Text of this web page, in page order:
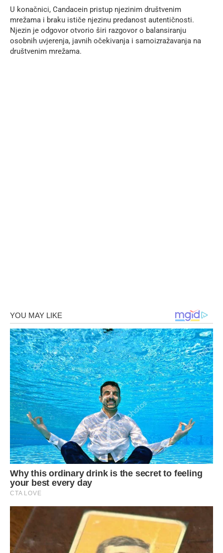
U konačnici, Candacein pristup njezinim društvenim
mrežama i braku ističe njezinu predanost autentičnosti.
Njezin je odgovor otvorio širi razgovor o balansiranju
osobnih uvjerenja, javnih očekivanja i samoizražavanja na
društvenim mrežama.